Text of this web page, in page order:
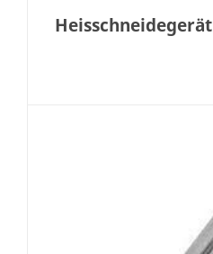
Heisschneidegerät